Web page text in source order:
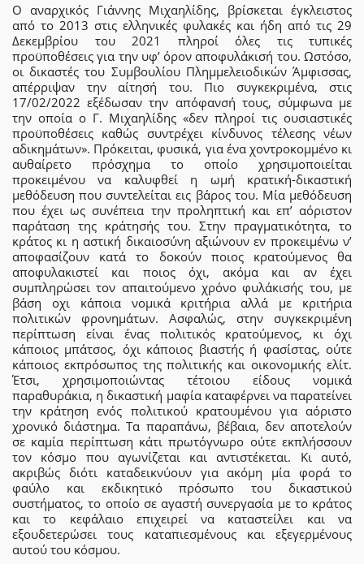
Ο αναρχικός Γιάννης Μιχαηλίδης, βρίσκεται έγκλειστος
από το 2013 στις ελληνικές φυλακές και ήδη από τις 29
Δεκεμβρίου του 2021 πληροί όλες τις τυπικές
προϋποθέσεις για την υφ’ όρον αποφυλάκισή του. Ωστόσο,
οι δικαστές του Συμβουλίου Πλημμελειοδικών Άμφισσας,
απέρριψαν την αίτησή του. Πιο συγκεκριμένα, στις
17/02/2022 εξέδωσαν την απόφανσή τους, σύμφωνα με
την οποία ο Γ. Μιχαηλίδης «δεν πληροί τις ουσιαστικές
προϋποθέσεις καθώς συντρέχει κίνδυνος τέλεσης νέων
αδικημάτων». Πρόκειται, φυσικά, για ένα χοντροκομμένο κι
αυθαίρετο πρόσχημα το οποίο χρησιμοποιείται
προκειμένου να καλυφθεί η ωμή κρατική-δικαστική
μεθόδευση που συντελείται εις βάρος του. Μία μεθόδευση
που έχει ως συνέπεια την προληπτική και επ’ αόριστον
παράταση της κράτησής του. Στην πραγματικότητα, το
κράτος κι η αστική δικαιοσύνη αξιώνουν εν προκειμένω ν’
αποφασίζουν κατά το δοκούν ποιος κρατούμενος θα
αποφυλακιστεί και ποιος όχι, ακόμα και αν έχει
συμπληρώσει τον απαιτούμενο χρόνο φυλάκισής του, με
βάση οχι κάποια νομικά κριτήρια αλλά με κριτήρια
πολιτικών φρονημάτων. Ασφαλώς, στην συγκεκριμένη
περίπτωση είναι ένας πολιτικός κρατούμενος, κι όχι
κάποιος μπάτσος, όχι κάποιος βιαστής ή φασίστας, ούτε
κάποιος εκπρόσωπος της πολιτικής και οικονομικής ελίτ.
Έτσι, χρησιμοποιώντας τέτοιου είδους νομικά
παραθυράκια, η δικαστική μαφία καταφέρνει να παρατείνει
την κράτηση ενός πολιτικού κρατουμένου για αόριστο
χρονικό διάστημα. Τα παραπάνω, βέβαια, δεν αποτελούν
σε καμία περίπτωση κάτι πρωτόγνωρο ούτε εκπλήσσουν
τον κόσμο που αγωνίζεται και αντιστέκεται. Κι αυτό,
ακριβώς διότι καταδεικνύουν για ακόμη μία φορά το
φαύλο και εκδικητικό πρόσωπο του δικαστικού
συστήματος, το οποίο σε αγαστή συνεργασία με το κράτος
και το κεφάλαιο επιχειρεί να καταστείλει και να
εξουδετερώσει τους καταπιεσμένους και εξεγερμένους
αυτού του κόσμου.